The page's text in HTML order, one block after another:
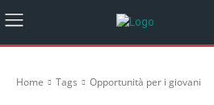
Home Tags Opportunità per i giovani